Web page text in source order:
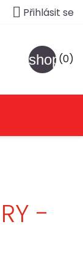
 Přihlásit se
(0)
-